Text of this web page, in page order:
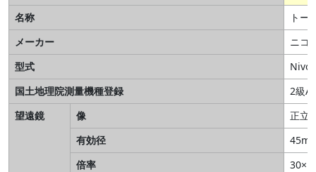
名称
トー
メーカー
ニコ
型式
国土地理院測量機種登録
2級A
望遠鏡
像
正立
有効径
倍率
30×